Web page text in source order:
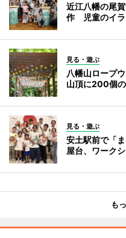
近江八幡の尾
作 児童のイラ
見る・遊ぶ
八幡山ロープ
山頂に200個
見る・遊ぶ
安土駅前で「
屋台、ワーク
も